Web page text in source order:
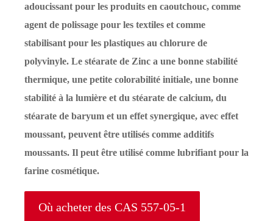
adoucissant pour les produits en caoutchouc, comme
agent de polissage pour les textiles et comme
stabilisant pour les plastiques au chlorure de
polyvinyle. Le stéarate de Zinc a une bonne stabilité
thermique, une petite colorabilité initiale, une bonne
stabilité à la lumière et du stéarate de calcium, du
stéarate de baryum et un effet synergique, avec effet
moussant, peuvent être utilisés comme additifs
moussants. Il peut être utilisé comme lubrifiant pour la
farine cosmétique.
Où acheter des CAS 557-05-1